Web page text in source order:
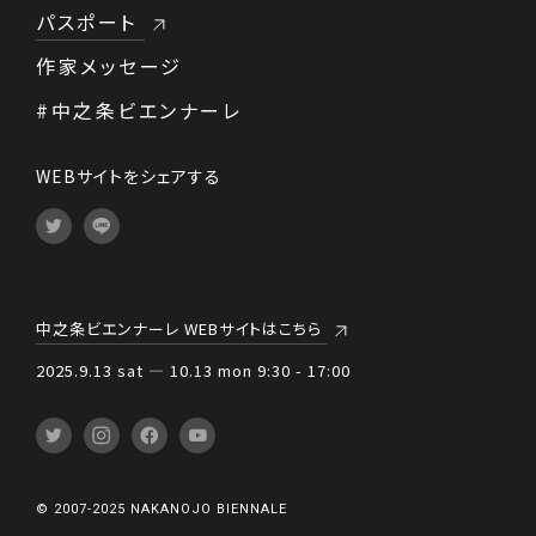
パスポート
作家メッセージ
#中之条ビエンナーレ
WEBサイトをシェアする
中之条ビエンナーレ WEBサイトはこちら
2025.9.13 sat — 10.13 mon 9:30 - 17:00
© 2007-2025 NAKANOJO BIENNALE